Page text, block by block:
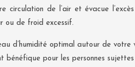
circulation de l’air et évacue
ou de froid excessif.
d’humidité optimal autour de votre
pour les personnes